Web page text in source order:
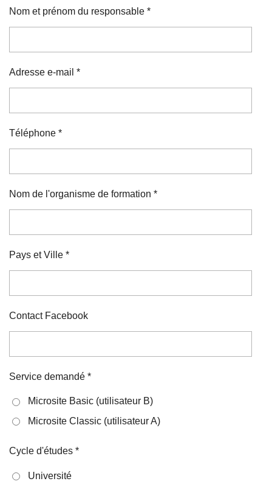
Nom et prénom du responsable *
Adresse e-mail *
Téléphone *
Nom de l'organisme de formation *
Pays et Ville *
Contact Facebook
Service demandé *
Microsite Basic (utilisateur B)
Microsite Classic (utilisateur A)
Cycle d'études *
Université